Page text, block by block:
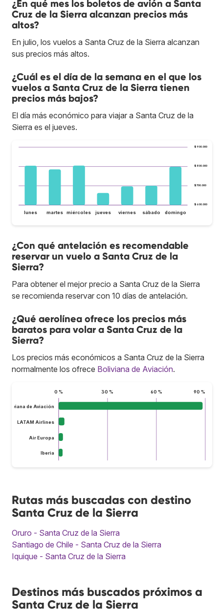
¿En qué mes los boletos de avión a Santa
Cruz de la Sierra alcanzan precios más
altos?
En julio, los vuelos a Santa Cruz de la Sierra alcanzan
sus precios más altos.
¿Cuál es el día de la semana en el que los
vuelos a Santa Cruz de la Sierra tienen
precios más bajos?
El día más económico para viajar a Santa Cruz de la
Sierra es el jueves.
$600.000
$700.000
$800.000
$900.000
lunes martes miércoles jueves viernes sábado domingo
¿Con qué antelación es recomendable
reservar un vuelo a Santa Cruz de la
Sierra?
Para obtener el mejor precio a Santa Cruz de la Sierra
se recomienda reservar con 10 días de antelación.
¿Qué aerolínea ofrece los precios más
baratos para volar a Santa Cruz de la
Sierra?
Los precios más económicos a Santa Cruz de la Sierra
normalmente los ofrece Boliviana de Aviación.
0 % 30 % 60 % 90 %
Boliviana de Aviación
LATAM Airlines
Air Europa
Iberia
Rutas más buscadas con destino
Santa Cruz de la Sierra
Oruro - Santa Cruz de la Sierra
Santiago de Chile - Santa Cruz de la Sierra
Iquique - Santa Cruz de la Sierra
Destinos más buscados próximos a
Santa Cruz de la Sierra